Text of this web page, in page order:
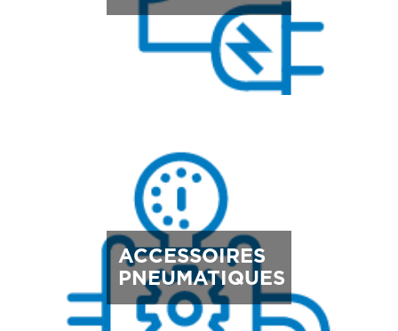
ACCESSOIRES
PNEUMATIQUES